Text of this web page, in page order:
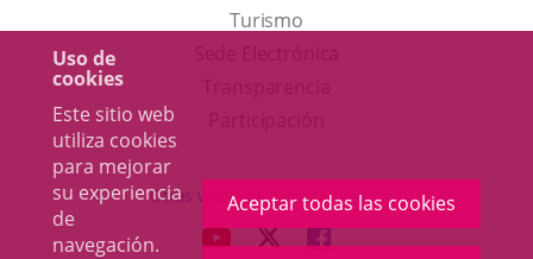
Uso de
cookies
Este sitio web
utiliza cookies
para mejorar
su experiencia
de
navegación.
Aceptar todas las cookies
TurismoEste
una
ventana
nueva.
externa.
Otras webs del Ayuntamiento
ENLACEENLACEENLACE